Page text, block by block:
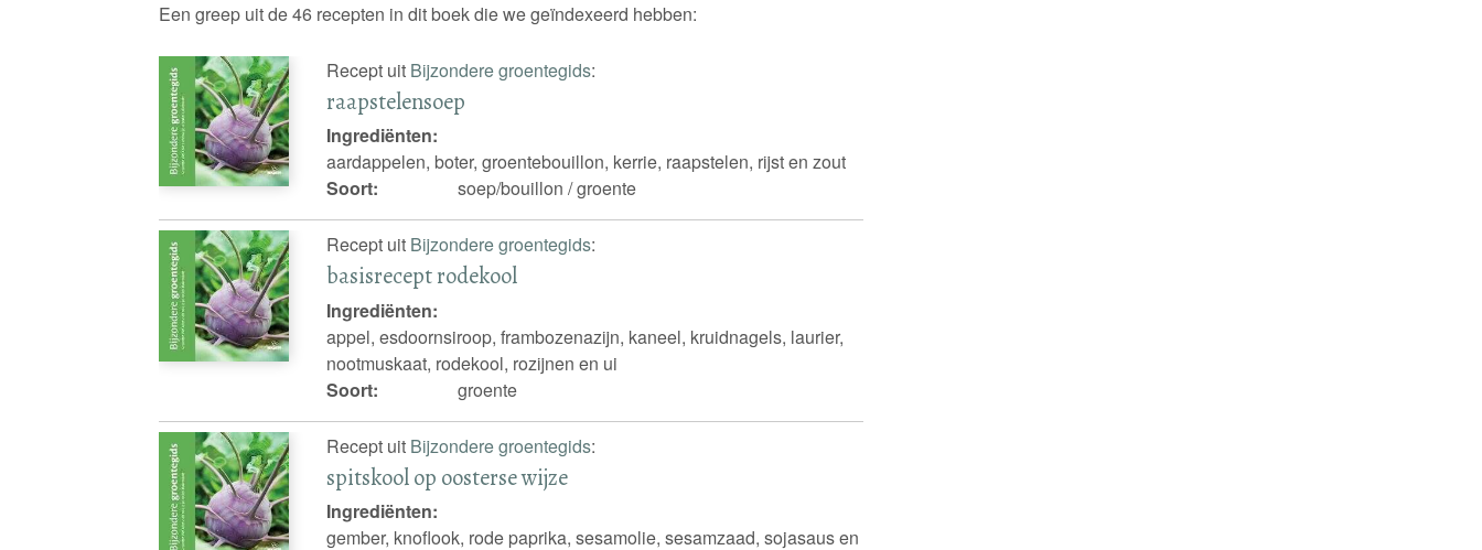
Een greep uit de 46 recepten in dit boek die we geïndexeerd hebben:
Recept uit Bijzondere groentegids:
raapstelensoep
Ingrediënten:
aardappelen, boter, groentebouillon, kerrie, raapstelen, rijst en zout
Soort:
soep/bouillon / groente
Recept uit Bijzondere groentegids:
basisrecept rodekool
Ingrediënten:
appel, esdoornsiroop, frambozenazijn, kaneel, kruidnagels, laurier,
nootmuskaat, rodekool, rozijnen en ui
Soort:
groente
Recept uit Bijzondere groentegids:
spitskool op oosterse wijze
Ingrediënten:
gember, knoflook, rode paprika, sesamolie, sesamzaad, sojasaus en